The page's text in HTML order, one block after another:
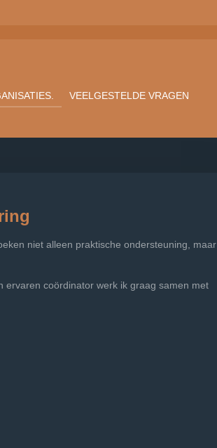
VEELGESTELDE VRAGEN
niet alleen praktische ondersteuning, maar
ervaren coördinator werk ik graag samen met